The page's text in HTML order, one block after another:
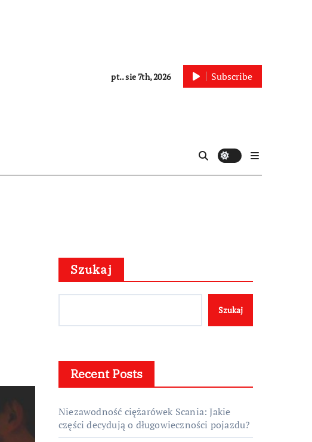
pt.. sie 7th, 2026 Subscribe
Szukaj
Szukaj
Recent Posts
Niezawodność ciężarówek Scania: Jakie
części decydują o długowieczności pojazdu?